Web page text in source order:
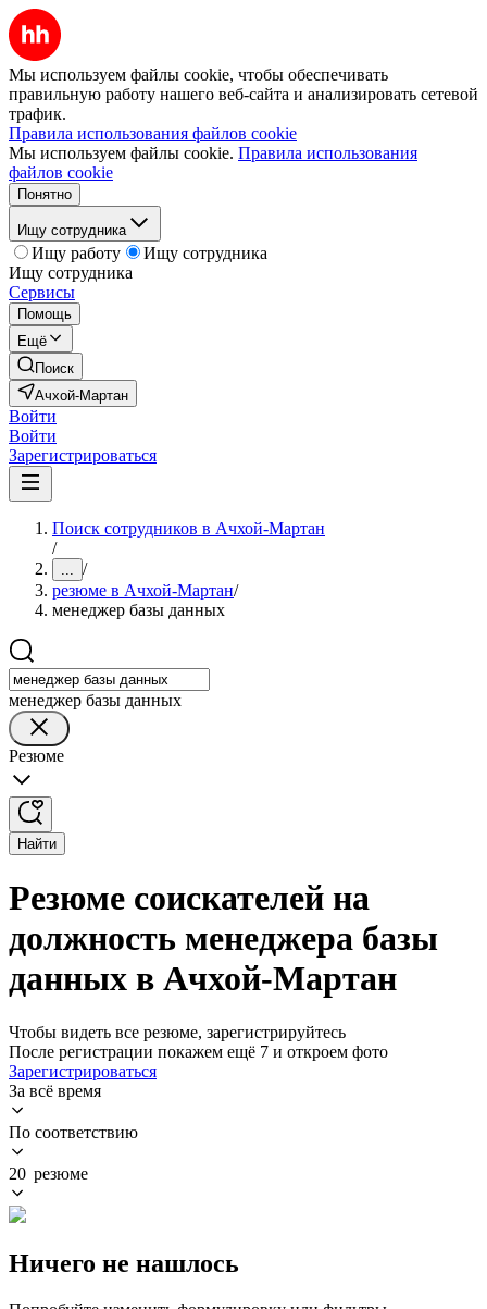
Мы используем файлы cookie, чтобы обеспечивать
правильную работу нашего веб-сайта и анализировать сетевой
трафик.
Правила использования файлов cookie
Мы используем файлы cookie. Правила использования
файлов cookie
Понятно
Ищу сотрудника
Ищу работу
Ищу сотрудника
Ищу сотрудника
Сервисы
Помощь
Ещё
Поиск
Ачхой-Мартан
Войти
Войти
Зарегистрироваться
Поиск сотрудников в Ачхой-Мартан
/
... /
резюме в Ачхой-Мартан/
менеджер базы данных
менеджер базы данных
Резюме
Найти
Резюме соискателей на
должность менеджера базы
данных в Ачхой-Мартан
Чтобы видеть все резюме, зарегистрируйтесь
После регистрации покажем ещё 7 и откроем фото
Зарегистрироваться
За всё время
По соответствию
20 резюме
Ничего не нашлось